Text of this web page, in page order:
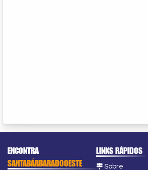
ENCONTRA
SANTABÁRBARADOOESTE
LINKS RÁPIDOS
Sobre